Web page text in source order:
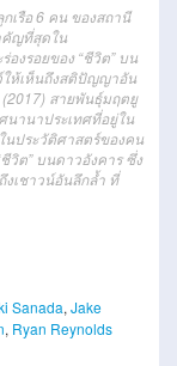
เรือ 6 คน ของสถานี
คัญที่สุดใน
งรอยของ “ชีวิต” บน
ให้เห็นถึงสติปัญญาอัน
สายพันธุ์มฤตยู
นานาประเทศที่อยู่ใน
ประวัติศาสตร์ของคน
วิต” บนดาวอังคาร ซึ่ง
งเชาวน์อันลึกล้ำ ที่
Sanada, Jake
, Ryan Reynolds